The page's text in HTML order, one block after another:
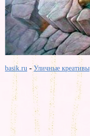
basik.ru -Уличные креативы